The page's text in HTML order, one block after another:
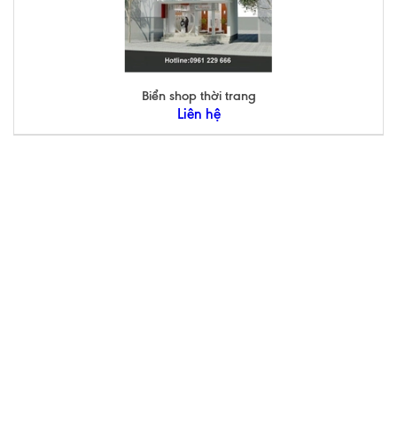
Biển shop thời trang
Liên hệ